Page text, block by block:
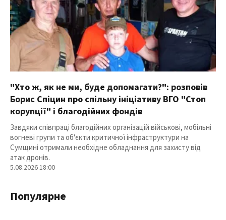
"Хто ж, як не ми, буде допомагати?": розповів
Борис Спіцин про спільну ініціативу ВГО "Стоп
корупції" і благодійних фондів
Завдяки співпраці благодійних організацій військові, мобільні
вогневі групи та об'єкти критичної інфраструктури на
Сумщині отримали необхідне обладнання для захисту від
атак дронів.
5.08.2026 18:00
Популярне